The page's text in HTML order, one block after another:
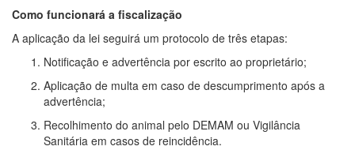
Como funcionará a fiscalização
A aplicação da lei seguirá um protocolo de três etapas:
Notificação e advertência por escrito ao proprietário;
Aplicação de multa em caso de descumprimento após a
advertência;
Recolhimento do animal pelo DEMAM ou Vigilância
Sanitária em casos de reincidência.